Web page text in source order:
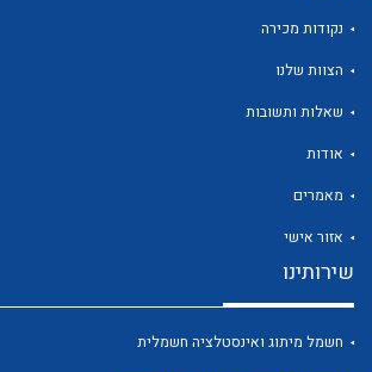
נקודות מכירה
הצוות שלנו
שאלות ותשובות
אודות
מאמרים
אזור אישי
שירותינו
חשמל מיתוג ואינסטלציה חשמלית